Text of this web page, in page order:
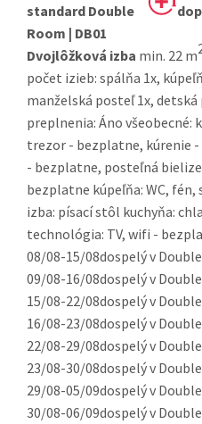
standard Double
Room | DB01
Dvojlôžková izba min. 22 m
počet izieb: spálňa 1x,
manželská posteľ 1x,
preplnenia: Áno
trezor - bezplatne, kúrenie
- bezplatne, posteľná
bezplatne kúpeľňa: WC, fén,
izba: písací stôl kuchyňa:
technológia: TV, wifi -
08/08-15/08dospelý v
09/08-16/08dospelý v
15/08-22/08dospelý v
16/08-23/08dospelý v
22/08-29/08dospelý v
23/08-30/08dospelý v
29/08-05/09dospelý v
30/08-06/09dospelý v